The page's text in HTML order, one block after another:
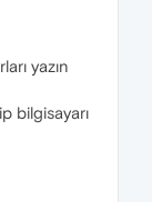
yazın
bilgisayarı